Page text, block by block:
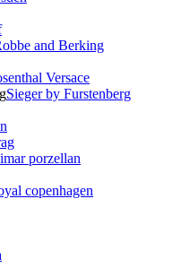
and Berking
Versace
Sieger by Furstenberg
porzellan
copenhagen